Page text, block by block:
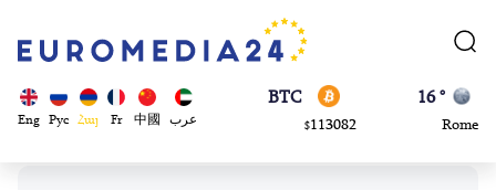
Eng Рус Հայ Fr 中國 عرب
BTC
ADA
0.868816
23 °
Madrid